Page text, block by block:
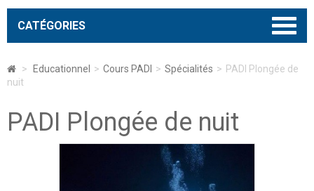
CATÉGORIES
> Educationnel > Cours PADI > Spécialités > PADI Plongée de
nuit
PADI Plongée de nuit